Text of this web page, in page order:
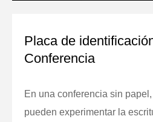
Placa de
Conferencia
En una conferencia sin
pueden experimentar la